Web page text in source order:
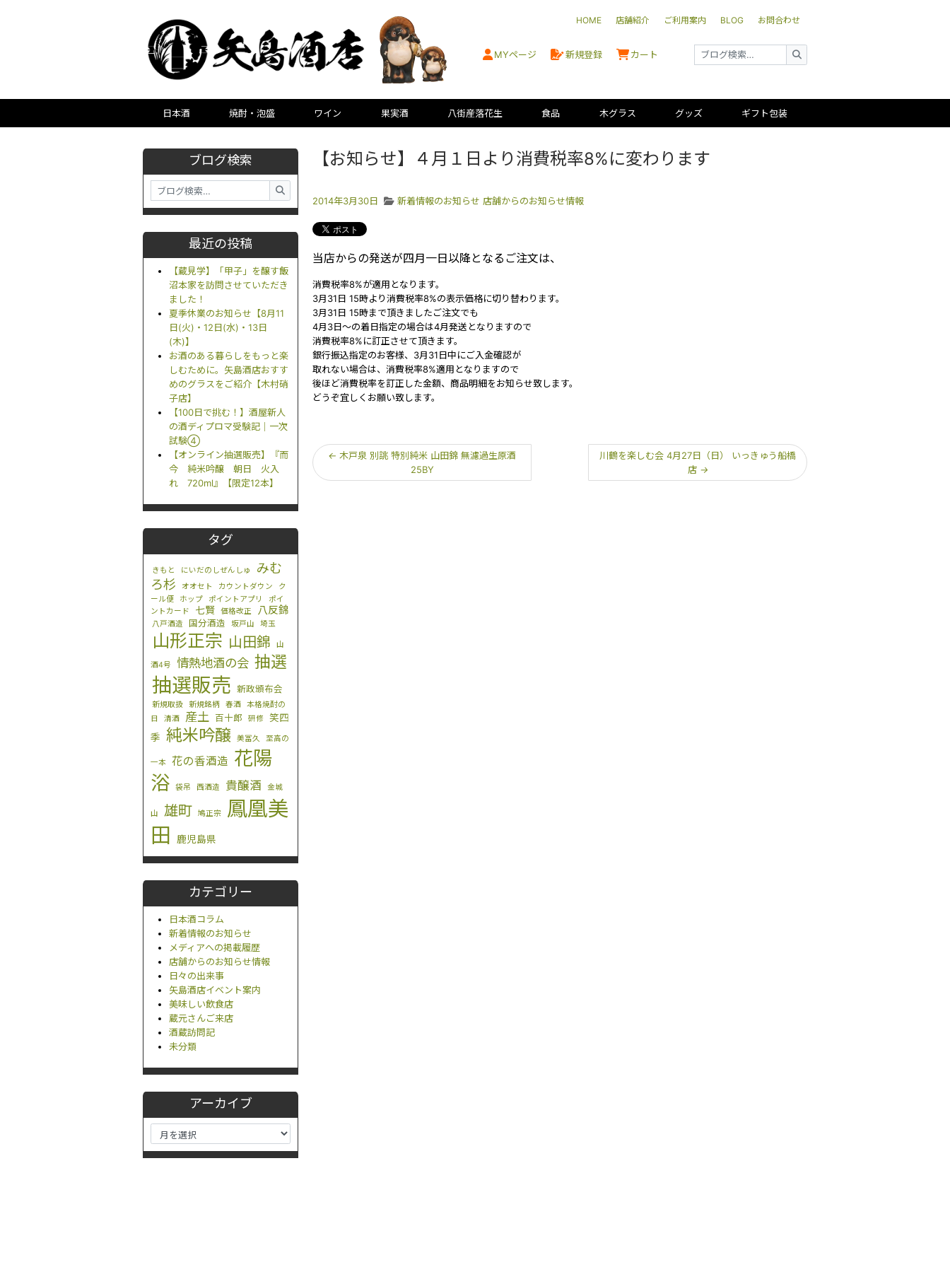
HOME 店舗紹介 ご利用案内 BLOG お問合わせ
MYページ 新規登録 カート
日本酒 焼酎・泡盛 ワイン 果実酒 八街産落花生 食品 木グラス グッズ ギフト包装
ブログ検索
最近の投稿
【蔵見学】「甲子」を醸す飯
沼本家を訪問させていただき
ました！
夏季休業のお知らせ【8月11
日(火)・12日(水)・13日
(木)】
お酒のある暮らしをもっと楽
しむために。矢島酒店おすす
めのグラスをご紹介【木村硝
子店】
【100日で挑む！】酒屋新人
の酒ディプロマ受験記｜一次
試験④
【オンライン抽選販売】『而
今 純米吟醸 朝日 火入
れ 720ml』【限定12本】
タグ
きもと にいだのしぜんしゅ
みむ
ろ杉
オオセト カウントダウン
ク
ール便
ホップ ポイントアプリ
ポイ
ントカード
七賢 価格改正 八反錦
八戸酒造 国分酒造 坂戸山 埼玉
山形正宗 山田錦 山
酒4号 情熱地酒の会 抽選
抽選販売 新政頒布会
新規取扱 新規銘柄 春酒
本格焼酎の
日
清酒 産土 百十郎 研修
笑四
季 純米吟醸 美冨久 至高の
一本 花の香酒造 花陽
浴
袋吊 西酒造 貴醸酒 金城
山 雄町 鳩正宗
鳳凰美
田
鹿児島県
カテゴリー
日本酒コラム
新着情報のお知らせ
メディアへの掲載履歴
店舗からのお知らせ情報
日々の出来事
矢島酒店イベント案内
美味しい飲食店
蔵元さんご来店
酒蔵訪問記
未分類
アーカイブ
【お知らせ】４月１日より消費税率8%に変わります
2014年3月30日 新着情報のお知らせ 店舗からのお知らせ情報
当店からの発送が四月一日以降となるご注文は、
消費税率8%が適用となります。
3月31日 15時より消費税率8%の表示価格に切り替わります。
3月31日 15時まで頂きましたご注文でも
4月3日〜の着日指定の場合は4月発送となりますので
消費税率8%に訂正させて頂きます。
銀行振込指定のお客様、3月31日中にご入金確認が
取れない場合は、消費税率8%適用となりますので
後ほど消費税率を訂正した金額、商品明細をお知らせ致します。
どうぞ宜しくお願い致します。
← 木戸泉 別誂 特別純米 山田錦 無濾過生原酒
25BY
川鶴を楽しむ会 4月27日（日） いっきゅう船橋
店 →